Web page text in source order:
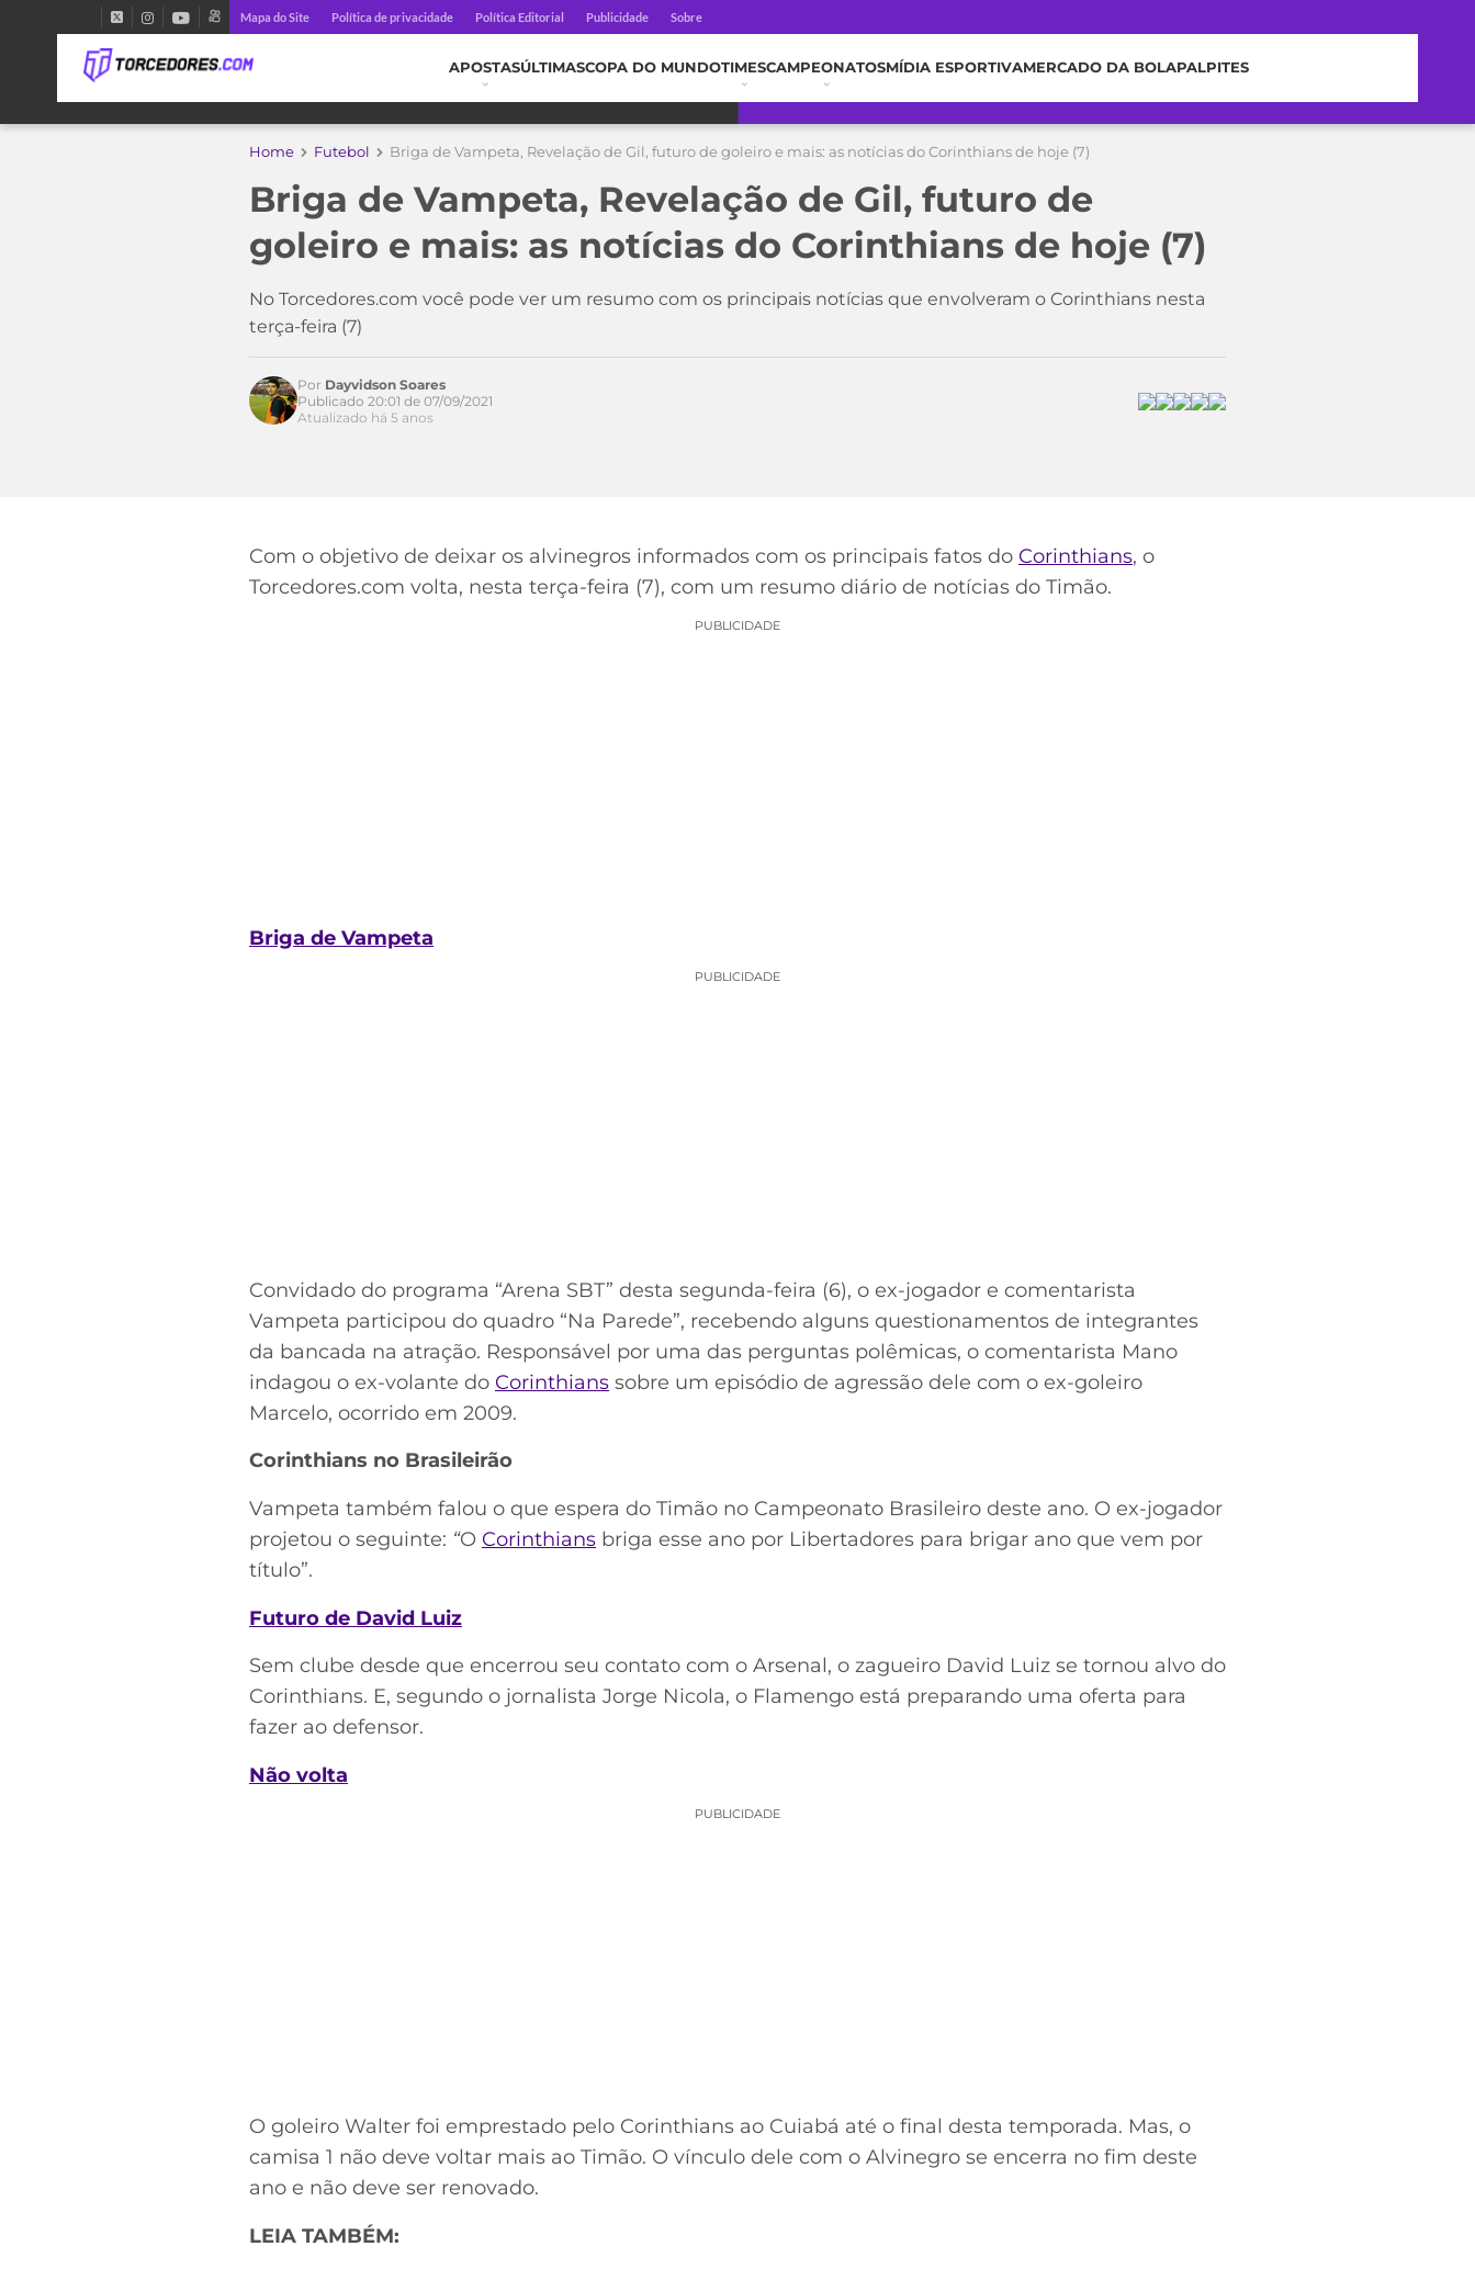
Mapa do Site Política de privacidade Política Editorial Publicidade Sobre
APOSTASÚLTIMASCOPA DO MUNDOTIMESCAMPEONATOSMÍDIA ESPORTIVAMERCADO DA BOLAPALPITES
Home Futebol Briga de Vampeta, Revelação de Gil, futuro de goleiro e mais: as notícias do Corinthians de hoje (7)
Briga de Vampeta, Revelação de Gil, futuro de
goleiro e mais: as notícias do Corinthians de hoje (7)
No Torcedores.com você pode ver um resumo com os principais notícias que envolveram o Corinthians nesta
terça-feira (7)
Por Dayvidson Soares
Publicado 20:01 de 07/09/2021
Atualizado há 5 anos
Com o objetivo de deixar os alvinegros informados com os principais fatos do Corinthians, o
Torcedores.com volta, nesta terça-feira (7), com um resumo diário de notícias do Timão.
PUBLICIDADE
Briga de Vampeta
PUBLICIDADE
Convidado do programa “Arena SBT” desta segunda-feira (6), o ex-jogador e comentarista
Vampeta participou do quadro “Na Parede”, recebendo alguns questionamentos de integrantes
da bancada na atração. Responsável por uma das perguntas polêmicas, o comentarista Mano
indagou o ex-volante do Corinthians sobre um episódio de agressão dele com o ex-goleiro
Marcelo, ocorrido em 2009.
Corinthians no Brasileirão
Vampeta também falou o que espera do Timão no Campeonato Brasileiro deste ano. O ex-jogador
projetou o seguinte: “O Corinthians briga esse ano por Libertadores para brigar ano que vem por
título”.
Futuro de David Luiz
Sem clube desde que encerrou seu contato com o Arsenal, o zagueiro David Luiz se tornou alvo do
Corinthians. E, segundo o jornalista Jorge Nicola, o Flamengo está preparando uma oferta para
fazer ao defensor.
Não volta
PUBLICIDADE
O goleiro Walter foi emprestado pelo Corinthians ao Cuiabá até o final desta temporada. Mas, o
camisa 1 não deve voltar mais ao Timão. O vínculo dele com o Alvinegro se encerra no fim deste
ano e não deve ser renovado.
LEIA TAMBÉM: